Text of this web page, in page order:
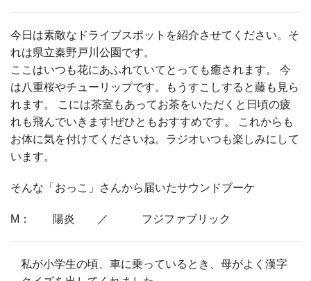
今日は素敵なドライブスポットを紹介させてください。そ
れは県立秦野戸川公園です。
ここはいつも花にあふれていてとっても癒されます。 今
は八重桜やチューリップです。もうすこしすると藤も見ら
れます。 こには茶室もあってお茶をいただくと日頃の疲
れも飛んでいきます!ぜひともおすすめです。 これからも
お体に気を付けてくださいね。ラジオいつも楽しみにして
います。
そんな「おっこ」さんから届いたサウンドブーケ
M： 陽炎 ／ フジファブリック
私が小学生の頃、車に乗っているとき、母がよく漢字